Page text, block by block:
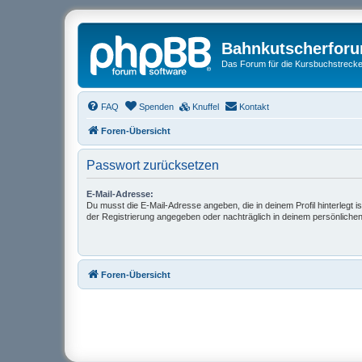
Das Forum für die
FAQ Spenden Knuffel Kontakt
Foren-Übersicht
Passwort zurücksetzen
E-Mail-Adresse:
Du musst die E-Mail-Adresse angeben, die in deinem Profil hinterlegt
der Registrierung angegeben oder nachträglich in deinem
Foren-Übersicht